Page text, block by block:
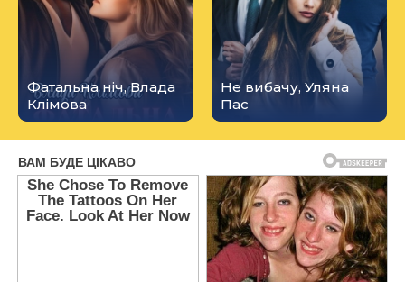
Фатальна ніч, Влада
Клімова
Не вибачу, Уляна
Пас